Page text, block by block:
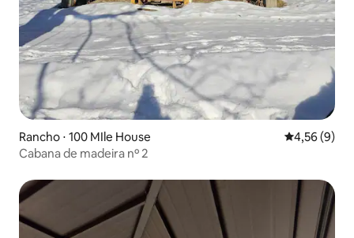
Rancho ⋅ 100 MIle House 4,56 de uma
4,56 (9)
Cabana de madeira nº 2